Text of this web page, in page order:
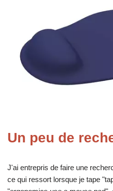
Un peu de
J'ai entrepris de faire une
ce qui ressort lorsque je tape